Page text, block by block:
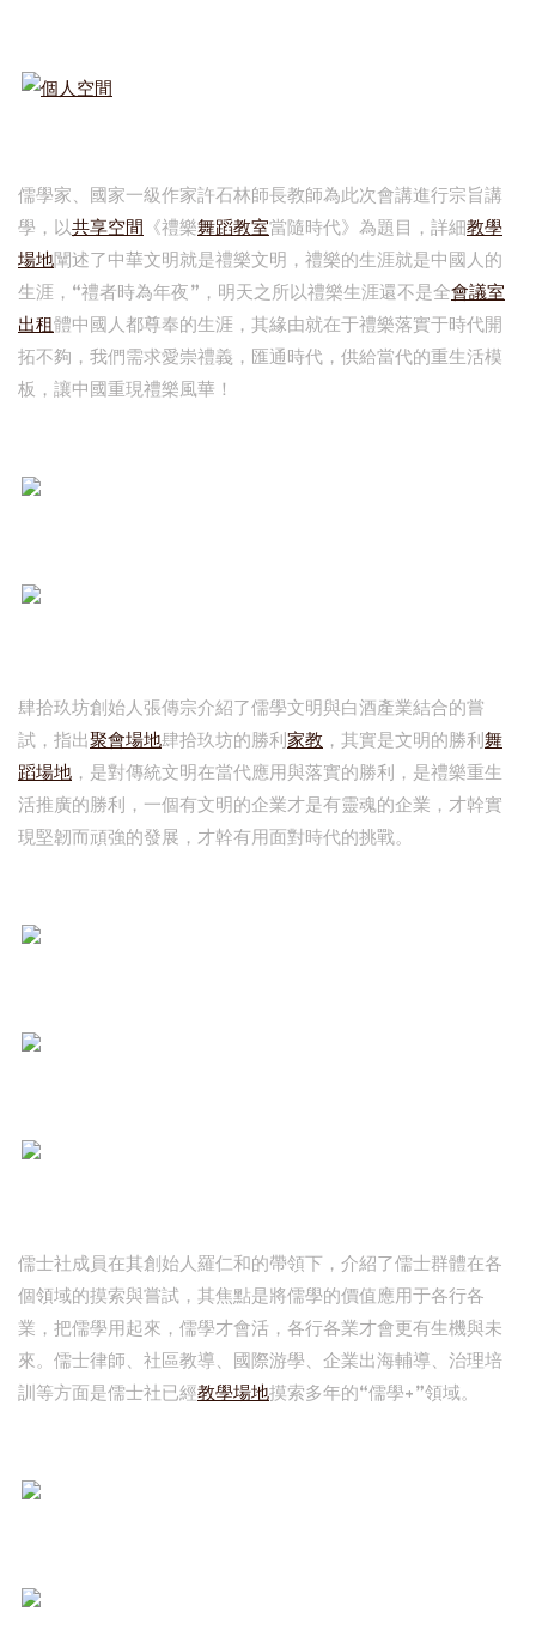
個人空間
儒學家、國家一級作家許石林師長教師為此次會講進行宗旨講
學，以共享空間 《禮樂舞蹈教室當隨時代》為題目，詳細教學
場地闡述了中華文明就是禮樂文明，禮樂的生涯就是中國人的
生涯，“禮者時為年夜”，明天之所以禮樂生涯還不是全會議室
出租體中國人都尊奉的生涯，其緣由就在于禮樂落實于時代開
拓不夠，我們需求愛崇禮義，匯通時代，供給當代的重生活模
板，讓中國重現禮樂風華！
肆拾玖坊創始人張傳宗介紹了儒學文明與白酒產業結合的嘗
試，指出聚會場地肆拾玖坊的勝利家教 ，其實是文明的勝利舞
蹈場地 ，是對傳統文明在當代應用與落實的勝利，是禮樂重生
活推廣的勝利，一個有文明的企業才是有靈魂的企業，才幹實
現堅韌而頑強的發展，才幹有用面對時代的挑戰。
儒士社成員在其創始人羅仁和的帶領下，介紹了儒士群體在各
個領域的摸索與嘗試，其焦點是將儒學的價值應用于各行各
業，把儒學用起來，儒學才會活，各行各業才會更有生機與未
來。儒士律師、社區教導、國際游學、企業出海輔導、治理培
訓等方面是儒士社已經教學場地摸索多年的“儒學+”領域。